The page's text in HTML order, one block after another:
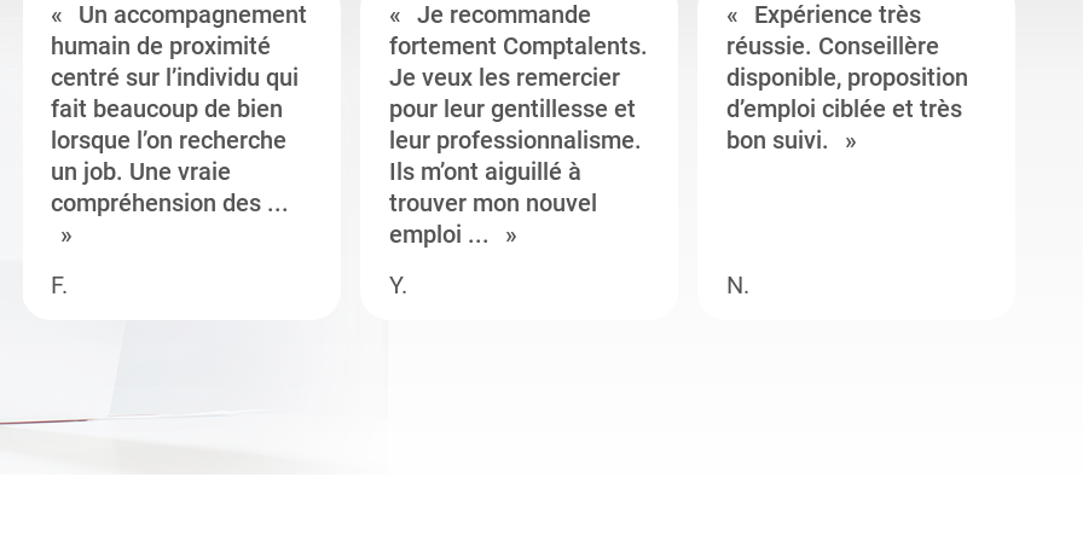
Un accompagnement
humain de proximité
centré sur l’individu qui
fait beaucoup de bien
lorsque l’on recherche
un job. Une vraie
compréhension des ...
F.
Je recommande
fortement Comptalents.
Je veux les remercier
pour leur gentillesse et
leur professionnalisme.
Ils m’ont aiguillé à
trouver mon nouvel
emploi ...
Y.
Expérience très
réussie. Conseillère
disponible, proposition
d’emploi ciblée et très
bon suivi.
N.